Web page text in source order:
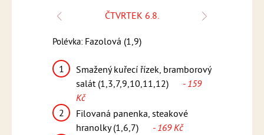
ČTVRTEK 6.8.
Polévka: Fazolová (1,9)
1
Smažený kuřecí řízek, bramborový
salát (1,3,7,9,10,11,12)
- 159
Kč
2
Filovaná panenka, steakové
hranolky (1,6,7)
- 169 Kč